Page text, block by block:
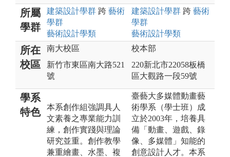
所屬
學群
建築設計學群 跨 藝術
學群
藝術設計學類
建築設計學群 跨 藝術
學群
藝術設計學類
所在
校區
南大校區
新竹市東區南大路521
號
校本部
220新北市22058板橋
區大觀路一段59號
學系
特色
本系創作組強調具人
文素養之專業能力訓
練，創作實踐與理論
研究並重。創作教學
兼重繪畫、水墨、複
臺藝大多媒體動畫藝
術學系（學士班）成
立於2003年，培養具
備「動畫、遊戲、錄
像、多媒體」知能的
創意設計人才。本系